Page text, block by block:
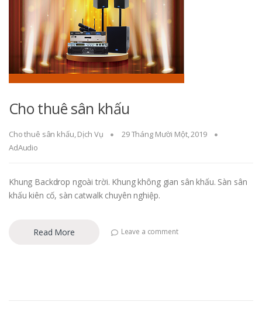
Cho thuê sân khấu
Cho thuê sân khấu,Dịch Vụ
29 Tháng Mười Một, 2019
AdAudio
Khung Backdrop ngoài trời. Khung không gian sân khấu. Sàn sân
khấu kiên cố, sàn catwalk chuyên nghiệp.
Read More Leave a comment